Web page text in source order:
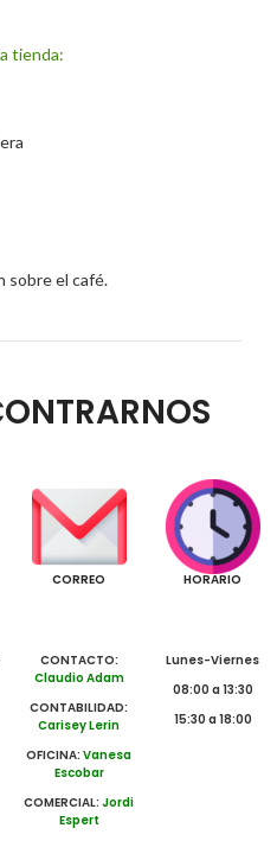
tienda:
sobre el café.
CORREO
CONTACTO:
Claudio Adam
CONTABILIDAD:
Carisey Lerin
OFICINA:Vanesa
Escobar
COMERCIAL:Jordi
Espert
HORARIO
Lunes-Viernes
08:00 a 13:30
15:30 a 18:00